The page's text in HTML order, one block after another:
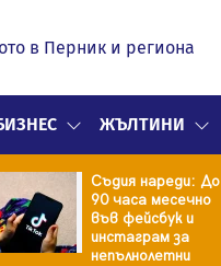
в Перник и региона
ЖЪЛТИНИ
Съдия нареди: До
90 часа месечно
във фейсбук и
инстаграм за
непълнолетни